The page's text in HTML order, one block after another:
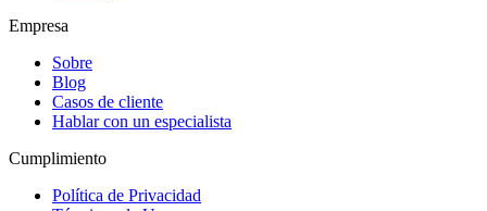
Empresa
Sobre
Blog
Casos de cliente
Hablar con un especialista
Cumplimiento
Política de Privacidad